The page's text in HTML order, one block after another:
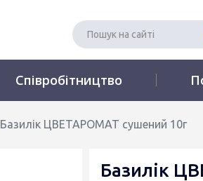
Співробітництво
Базилік ЦВЕТАРОМАТ сушений 10г
Базилік